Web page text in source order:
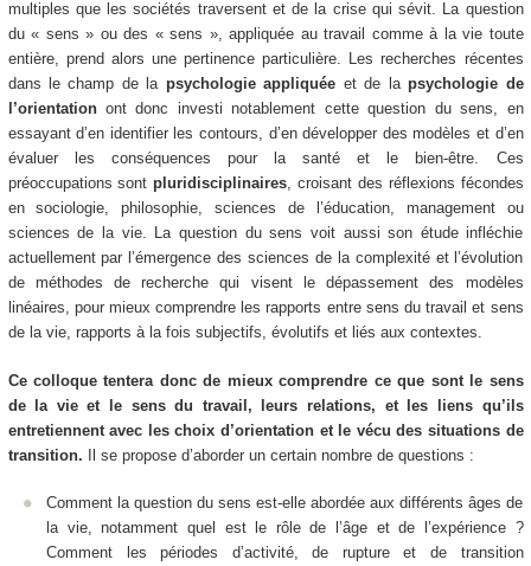
multiples que les sociétés traversent et de la crise qui sévit. La question
du « sens » ou des « sens », appliquée au travail comme à la vie toute
entière, prend alors une pertinence particulière. Les recherches récentes
dans le champ de la psychologie appliquée et de lapsychologie de
l’orientationont donc investi notablement cette question du sens, en
essayant d’en identifier les contours, d’en développer des modèles et d’en
évaluer les conséquences pour la santé et le bien-être. Ces
préoccupations sontpluridisciplinaires, croisant des réflexions fécondes
en sociologie, philosophie, sciences de l’éducation, management ou
sciences de la vie. La question du sens voit aussi son étude infléchie
actuellement par l’émergence des sciences de la complexité et l’évolution
de méthodes de recherche qui visent le dépassement des modèles
linéaires, pour mieux comprendre les rapports entre sens du travail et sens
de la vie, rapports à la fois subjectifs, évolutifs et liés aux contextes.
Ce colloque tentera donc de mieux comprendre ce que sont le sens
de la vie et le sens du travail, leurs relations, et les liens qu’ils
entretiennent avec les choix d’orientation et le vécu des situations de
transition. Il se propose d’aborder un certain nombre de questions :
Comment la question du sens est-elle abordée aux différents âges de
la vie, notamment quel est le rôle de l’âge et de l’expérience ?
Comment les périodes d’activité, de rupture et de transition